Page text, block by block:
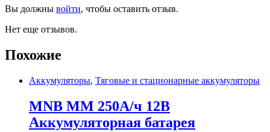
Вы должны войти, чтобы оставить отзыв.
Нет еще отзывов.
Похожие
Аккумуляторы, Тяговые и стационарные аккумуляторы
MNB MM 250А/ч 12В
Аккумуляторная батарея